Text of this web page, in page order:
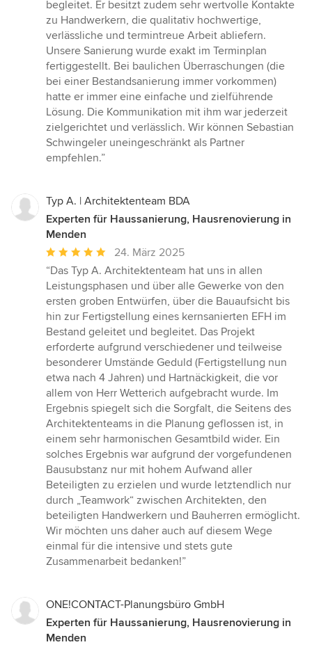
Sternen
begleitet. Er besitzt zudem sehr wertvolle Kontakte
zu Handwerkern, die qualitativ hochwertige,
verlässliche und termintreue Arbeit abliefern.
Unsere Sanierung wurde exakt im Terminplan
fertiggestellt. Bei baulichen Überraschungen (die
bei einer Bestandsanierung immer vorkommen)
hatte er immer eine einfache und zielführende
Lösung. Die Kommunikation mit ihm war jederzeit
zielgerichtet und verlässlich. Wir können Sebastian
Schwingeler uneingeschränkt als Partner
empfehlen.”
Typ A. | Architektenteam BDA
Experten für Haussanierung, Hausrenovierung in
Menden
Durchschnittliche
Bewertung:
5
von
5
Sternen
24. März 2025
“Das Typ A. Architektenteam hat uns in allen
Leistungsphasen und über alle Gewerke von den
ersten groben Entwürfen, über die Bauaufsicht bis
hin zur Fertigstellung eines kernsanierten EFH im
Bestand geleitet und begleitet. Das Projekt
erforderte aufgrund verschiedener und teilweise
besonderer Umstände Geduld (Fertigstellung nun
etwa nach 4 Jahren) und Hartnäckigkeit, die vor
allem von Herr Wetterich aufgebracht wurde. Im
Ergebnis spiegelt sich die Sorgfalt, die Seitens des
Architektenteams in die Planung geflossen ist, in
einem sehr harmonischen Gesamtbild wider. Ein
solches Ergebnis war aufgrund der vorgefundenen
Bausubstanz nur mit hohem Aufwand aller
Beteiligten zu erzielen und wurde letztendlich nur
durch „Teamwork“ zwischen Architekten, den
beteiligten Handwerkern und Bauherren ermöglicht.
Wir möchten uns daher auch auf diesem Wege
einmal für die intensive und stets gute
Zusammenarbeit bedanken!”
ONE!CONTACT-Planungsbüro GmbH
Experten für Haussanierung, Hausrenovierung in
Menden